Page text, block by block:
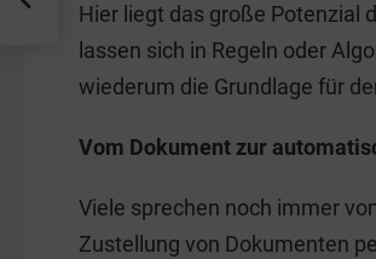
Hier liegt das große Potenzial
lassen sich in Regeln oder
wiederum die Grundlage für
Vom Dokument zur
Viele sprechen noch immer
Zustellung von Dokumenten